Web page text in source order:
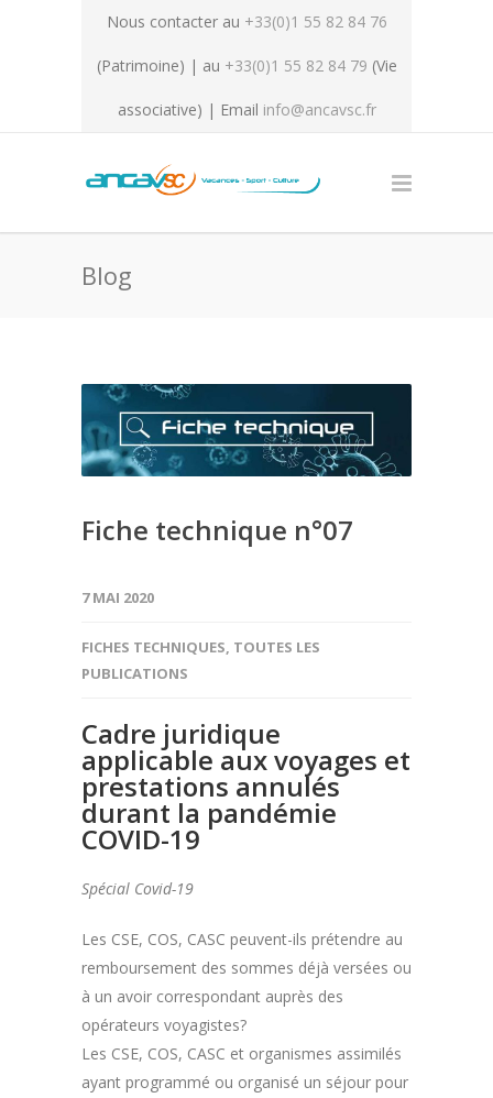
Nous contacter au +33(0)1 55 82 84 76
(Patrimoine) | au +33(0)1 55 82 84 79 (Vie
associative) | Email info@ancavsc.fr
Blog
Fiche technique n°07
7 MAI 2020
FICHES TECHNIQUES, TOUTES LES
PUBLICATIONS
Cadre juridique
applicable aux voyages et
prestations annulés
durant la pandémie
COVID-19
Spécial Covid-19
Les CSE, COS, CASC peuvent-ils prétendre au
remboursement des sommes déjà versées ou
à un avoir correspondant auprès des
opérateurs voyagistes?
Les CSE, COS, CASC et organismes assimilés
ayant programmé ou organisé un séjour pour